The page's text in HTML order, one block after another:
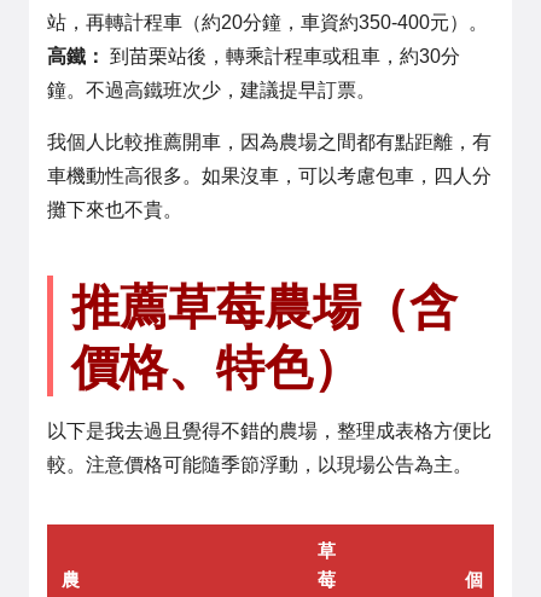
站，再轉計程車（約20分鐘，車資約350-400元）。
高鐵： 到苗栗站後，轉乘計程車或租車，約30分
鐘。不過高鐵班次少，建議提早訂票。
我個人比較推薦開車，因為農場之間都有點距離，有
車機動性高很多。如果沒車，可以考慮包車，四人分
攤下來也不貴。
推薦草莓農場（含
價格、特色）
以下是我去過且覺得不錯的農場，整理成表格方便比
較。注意價格可能隨季節浮動，以現場公告為主。
農
草
莓
個